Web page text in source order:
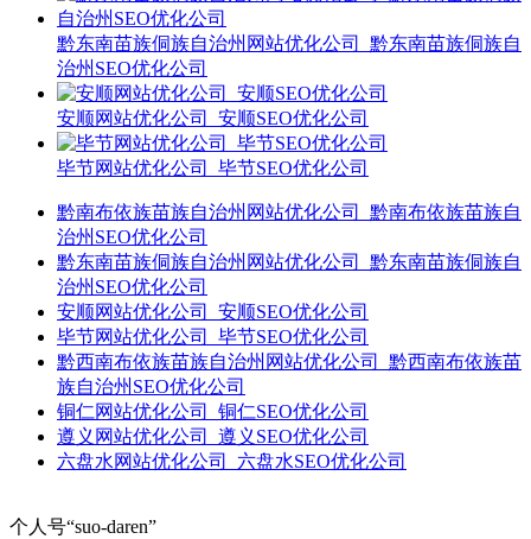
黔东南苗族侗族自治州网站优化公司_黔东南苗族侗族自
治州SEO优化公司
安顺网站优化公司_安顺SEO优化公司
毕节网站优化公司_毕节SEO优化公司
黔南布依族苗族自治州网站优化公司_黔南布依族苗族自
治州SEO优化公司
黔东南苗族侗族自治州网站优化公司_黔东南苗族侗族自
治州SEO优化公司
安顺网站优化公司_安顺SEO优化公司
毕节网站优化公司_毕节SEO优化公司
黔西南布依族苗族自治州网站优化公司_黔西南布依族苗
族自治州SEO优化公司
铜仁网站优化公司_铜仁SEO优化公司
遵义网站优化公司_遵义SEO优化公司
六盘水网站优化公司_六盘水SEO优化公司
个人号“suo-daren”